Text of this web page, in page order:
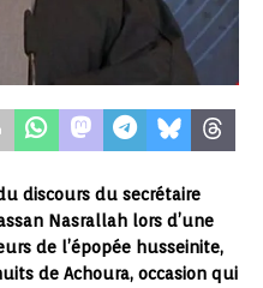
discours du secrétaire
Nasrallah lors d’une
de l’épopée husseinite,
de Achoura, occasion qui